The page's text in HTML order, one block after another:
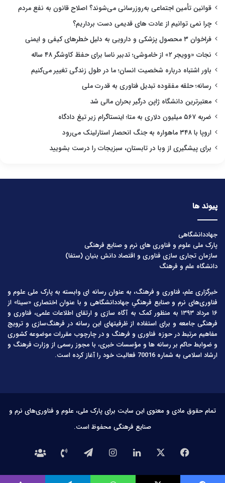
قوانین تأمین اجتماعی به‌روزرسانی می‌شوند؟ اصلاح قانون به نفع مردم
چرا نمی توانیم از عادت های قدیمی دست برداریم؟
فراخوان ۳ محصول پزشکی و دارویی به دلیل خطرهای کیفی و ایمنی
نجات «وویجر ۲» از خاموشی؛ تدبیر ناسا برای حفظ کاوشگر ۴۸ ساله
باور اشتباه درباره شخصیت انسان؛ ما در طول زندگی تغییر می‌کنیم
رسانه؛ حلقه مفقوده تبدیل فناوری به قدرت ملی
معتبرترین دانشگاه ژاپن درگیر بحران مالی شد
ضربه ۵۶۷ میلیون دلاری به متا؛ اینستاگرام زیر تیغ دادگاه
اروپا با ۳۴۸ ماهواره به جنگ انحصار استارلینک می‌رود
برای پیشگیری از وبا در تابستان، سبزیجات را درست بشویید
پیوند ها
جهاددانشگاهی
پارک ملی علوم و فناوری های نرم و صنایع فرهنگی
سازمان تجاری سازی فناوری و اقتصاد دانش بنیان (ستفا)
دانشگاه علم و فرهنگ
خبرگزاری علم، فناوری و فرهنگ، به عنوان رسانه ای وابسته به پارک ملی علوم و
فناوری‌های نرم و صنایع فرهنگیِ جهاددانشگاهی و با عنوان اختصاری «سینا» از
۱۶ مرداد ۱۳۹۳ به منظور کمک به آگاه سازی و ارتقای اطلاعات علمی، فناوری و
فرهنگی جامعه و برای استفاده از ظرفیتهای این رسانه در فرهنگ‌سازی و ترویج
مفاهیم مرتبط در حوزه فناوری و فرهنگ و در چارچوب مقررات موضوعه کشوری
و ضوابط حاکم بر رسانه ها و مؤسسات خبری، با مجوز رسمی از وزارت فرهنگ و
ارشاد اسلامی به شماره 70016 فعالیت خود را آغاز کرده است.
تمام حقوق مادی و معنوی این سایت برای پارک ملی، علوم و فناوری‌های نرم و
صنایع فرهنگی محفوظ است.
فیس
بوک
لینکدیناینستاگرامتلگرامتماس
با
درباره
ما